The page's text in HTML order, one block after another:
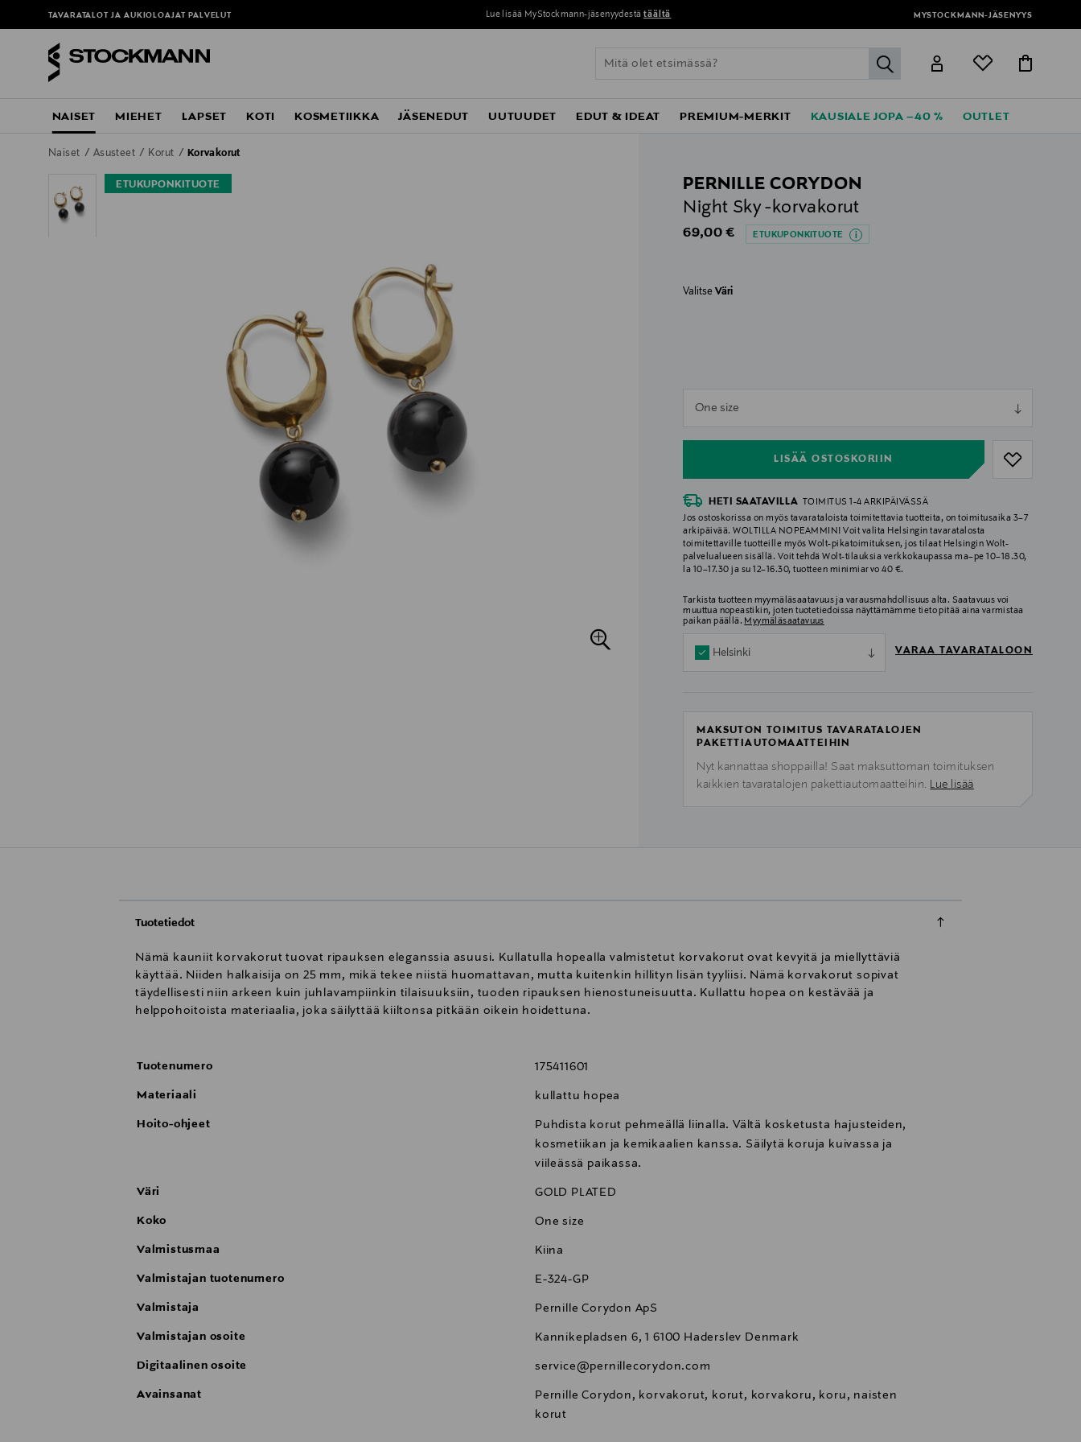
TAVARATALOT JA AUKIOLOAJAT PALVELUT Lue lisää MyStockmann-jäsenyydestä täältä MYSTOCKMANN-JÄSENYYS
label.header.go
NAISET MIEHET LAPSET KOTI KOSMETIIKKA JÄSENEDUT UUTUUDET EDUT & IDEAT PREMIUM-MERKIT KAUSIALE JOPA –40 % OUTLET
Naiset Asusteet Korut Korvakorut
ETUKUPONKITUOTE
PERNILLE CORYDON
Night Sky -korvakorut
Original Price
69,00 € ETUKUPONKITUOTE
ValitseVäri
One size
LISÄÄ OSTOSKORIIN
null
HETI SAATAVILLA
TOIMITUS 1-4 ARKIPÄIVÄSSÄ
Jos ostoskorissa on myös tavarataloista toimitettavia tuotteita, on toimitusaika 3–7
arkipäivää. WOLTILLA NOPEAMMIN! Voit valita Helsingin tavaratalosta
toimitettaville tuotteille myös Wolt-pikatoimituksen, jos tilaat Helsingin Wolt-
palvelualueen sisällä. Voit tehdä Wolt-tilauksia verkkokaupassa ma–pe 10–18.30,
la 10–17.30 ja su 12–16.30, tuotteen minimiarvo 40 €.
Tarkista tuotteen myymäläsaatavuus ja varausmahdollisuus alta. Saatavuus voi
muuttua nopeastikin, joten tuotetiedoissa näyttämämme tieto pitää aina varmistaa
paikan päällä. Myymäläsaatavuus
Helsinki VARAA TAVARATALOON
MAKSUTON TOIMITUS TAVARATALOJEN
PAKETTIAUTOMAATTEIHIN
Nyt kannattaa shoppailla! Saat maksuttoman toimituksen
kaikkien tavaratalojen pakettiautomaatteihin. Lue lisää
Tuotetiedot
Nämä kauniit korvakorut tuovat ripauksen eleganssia asuusi. Kullatulla hopealla valmistetut korvakorut ovat kevyitä ja miellyttäviä
käyttää. Niiden halkaisija on 25 mm, mikä tekee niistä huomattavan, mutta kuitenkin hillityn lisän tyyliisi. Nämä korvakorut sopivat
täydellisesti niin arkeen kuin juhlavampiinkin tilaisuuksiin, tuoden ripauksen hienostuneisuutta. Kullattu hopea on kestävää ja
helppohoitoista materiaalia, joka säilyttää kiiltonsa pitkään oikein hoidettuna.
Tuotenumero 175411601
Materiaali kullattu hopea
Hoito-ohjeet
Puhdista korut pehmeällä liinalla. Vältä kosketusta hajusteiden,
kosmetiikan ja kemikaalien kanssa. Säilytä koruja kuivassa ja
viileässä paikassa.
Väri GOLD PLATED
Koko One size
Valmistusmaa Kiina
Valmistajan tuotenumero E-324-GP
Valmistaja Pernille Corydon ApS
Valmistajan osoite Kannikepladsen 6, 1 6100 Haderslev Denmark
Digitaalinen osoite service@pernillecorydon.com
Avainsanat
Pernille Corydon, korvakorut, korut, korvakoru, koru, naisten
korut